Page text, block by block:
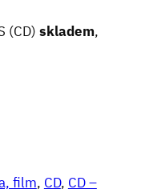
(CD) skladem,
film, CD, CD –